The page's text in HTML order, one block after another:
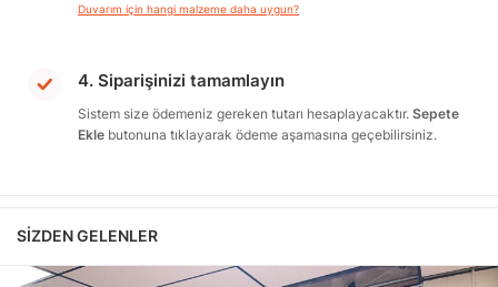
Duvarım için hangi malzeme daha uygun?
4. Siparişinizi tamamlayın
Sistem size ödemeniz gereken tutarı hesaplayacaktır. Sepete
Ekle butonuna tıklayarak ödeme aşamasına geçebilirsiniz.
SIZDEN GELENLER